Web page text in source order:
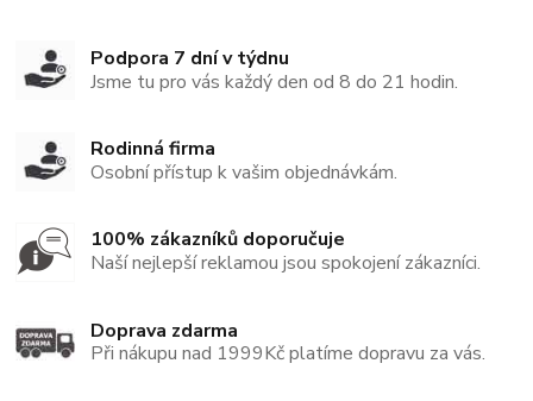
Podpora 7 dní v týdnu
Jsme tu pro vás každý den od 8 do 21 hodin.
Rodinná firma
Osobní přístup k vašim objednávkám.
100% zákazníků doporučuje
Naší nejlepší reklamou jsou spokojení zákazníci.
Doprava zdarma
Při nákupu nad 1999Kč platíme dopravu za vás.